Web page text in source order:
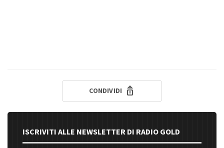
CONDIVIDI
ISCRIVITI ALLE NEWSLETTER DI RADIO GOLD